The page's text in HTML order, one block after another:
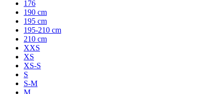
176
190 cm
195 cm
195-210 cm
210 cm
XXS
XS
XS-S
S
S-M
M